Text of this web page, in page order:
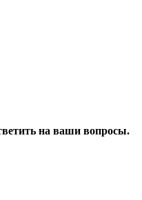
на ваши вопросы.